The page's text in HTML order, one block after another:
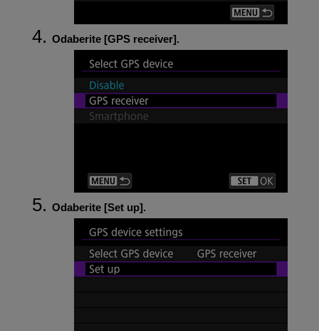
Odaberite [GPS receiver].
Odaberite [Set up].